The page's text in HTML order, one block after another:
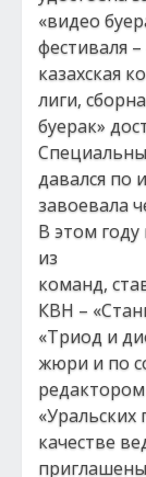
«видео
фестиваля
казахская
лиги,
буерак»
давался по
завоевала
В этом
из
команд,
КВН –
«Триод и
жюри и по
редактором
качестве